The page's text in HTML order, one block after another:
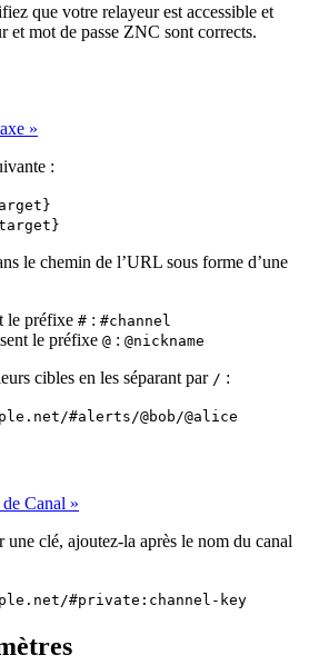
que votre relayeur est accessible et
et mot de passe ZNC sont corrects.
»
:
le chemin de l’URL sous forme d’une
le préfixe # : #channel
le préfixe @ : @nickname
cibles en les séparant par / :
#alerts/@bob/@alice
Canal »
une clé, ajoutez-la après le nom du canal
#private:channel-key